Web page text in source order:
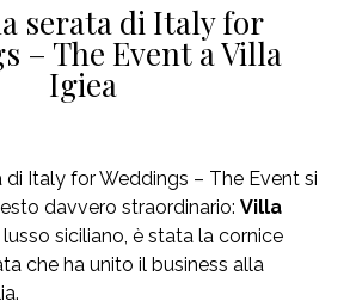
serata di Italy for
– The Event a Villa
Igiea
di Italy for Weddings – The Event si
davvero straordinario: Villa
siciliano, è stata la cornice
che ha unito il business alla